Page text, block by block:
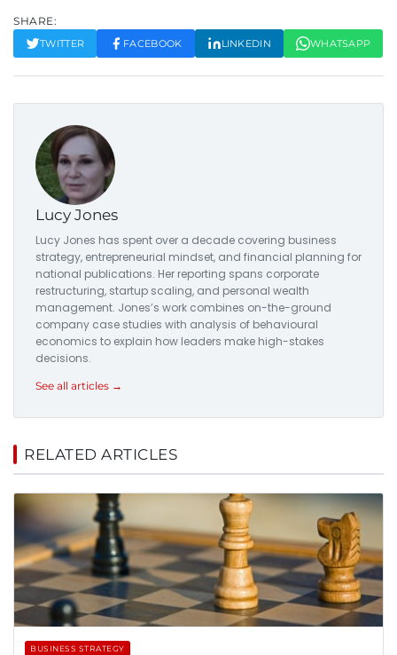
SHARE:
TWITTER FACEBOOK LINKEDIN WHATSAPP
Lucy Jones
Lucy Jones has spent over a decade covering business
strategy, entrepreneurial mindset, and financial planning for
national publications. Her reporting spans corporate
restructuring, startup scaling, and personal wealth
management. Jones’s work combines on-the-ground
company case studies with analysis of behavioural
economics to explain how leaders make high-stakes
decisions.
See all articles →
RELATED ARTICLES
BUSINESS STRATEGY